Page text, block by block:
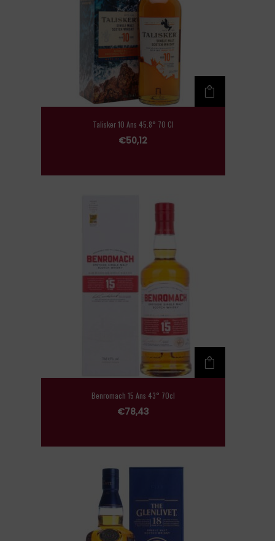
Talisker 10 Ans 45.8° 70 Cl
€50,12
Benromach 15 Ans 43° 70cl
€78,43